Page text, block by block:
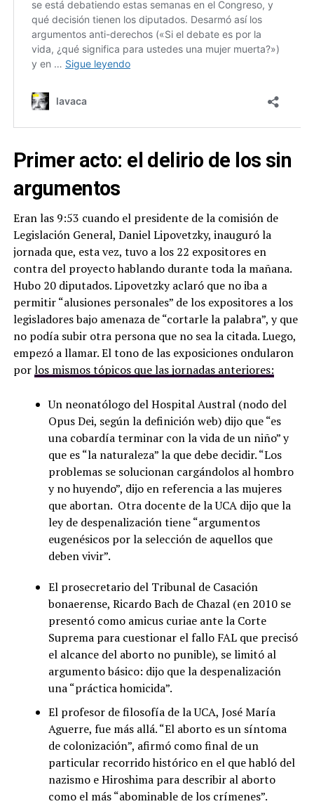
Primer acto: el delirio de los sin
argumentos
Eran las 9:53 cuando el presidente de la comisión de
Legislación General, Daniel Lipovetzky, inauguró la
jornada que, esta vez, tuvo a los 22 expositores en
contra del proyecto hablando durante toda la mañana.
Hubo 20 diputados. Lipovetzky aclaró que no iba a
permitir “alusiones personales” de los expositores a los
legisladores bajo amenaza de “cortarle la palabra”, y que
no podía subir otra persona que no sea la citada. Luego,
empezó a llamar. El tono de las exposiciones ondularon
porlos mismos tópicos que las jornadas anteriores:
Un neonatólogo del Hospital Austral (nodo del
Opus Dei, según la definición web) dijo que “es
una cobardía terminar con la vida de un niño” y
que es “la naturaleza” la que debe decidir. “Los
problemas se solucionan cargándolos al hombro
y no huyendo”, dijo en referencia a las mujeres
que abortan. Otra docente de la UCA dijo que la
ley de despenalización tiene “argumentos
eugenésicos por la selección de aquellos que
deben vivir”.
El prosecretario del Tribunal de Casación
bonaerense, Ricardo Bach de Chazal (en 2010 se
presentó como amicus curiae ante la Corte
Suprema para cuestionar el fallo FAL que precisó
el alcance del aborto no punible), se limitó al
argumento básico: dijo que la despenalización
una “práctica homicida”.
El profesor de filosofía de la UCA, José María
Aguerre, fue más allá. “El aborto es un síntoma
de colonización”, afirmó como final de un
particular recorrido histórico en el que habló del
nazismo e Hiroshima para describir al aborto
como el más “abominable de los crímenes”.